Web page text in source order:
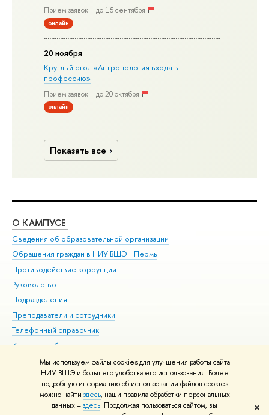
Мы используем файлы cookies для улучшения работы сайта
НИУ ВШЭ и большего удобства его использования. Более
подробную информацию об использовании файлов cookies
можно найти здесь, наши правила обработки персональных
данных –здесь. Продолжая пользоваться сайтом, вы
✖
Прием заявок – до 15 сентября
онлайн
20 ноября
Круглый стол «Антропология входа в
профессию»
Прием заявок – до 20 октября
онлайн
Показать все
О КАМПУСЕ
Сведения об образовательной организации
Обращения граждан в НИУ ВШЭ - Пермь
Противодействие коррупции
Руководство
Подразделения
Преподаватели и сотрудники
Телефонный справочник
Корпуса и общежития
ВШЭ для студентов с ограниченными возможностями
здоровья и инвалидностью
Единая платежная страница